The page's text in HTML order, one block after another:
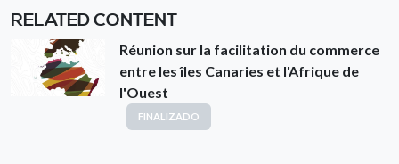
RELATED CONTENT
Réunion sur la facilitation du commerce
entre les îles Canaries et l'Afrique de
l'Ouest
FINALIZADO